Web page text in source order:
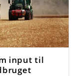
input til